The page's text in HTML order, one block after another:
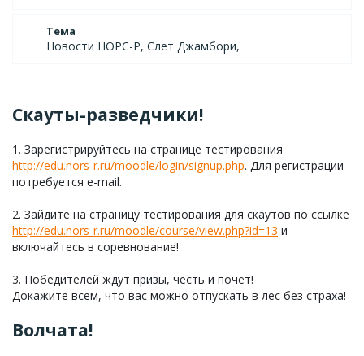
Тема
Новости НОРС-Р, Слет Джамбори,
Скауты-разведчики!
1. Зарегистрируйтесь на странице тестирования
http://edu.nors-r.ru/moodle/login/signup.php. Для регистрации
потребуется e-mail.
2. Зайдите на страницу тестирования для скаутов по ссылке
http://edu.nors-r.ru/moodle/course/view.php?id=13 и
включайтесь в соревнование!
3. Победителей ждут призы, честь и почёт!
Докажите всем, что вас можно отпускать в лес без страха!
Волчата!